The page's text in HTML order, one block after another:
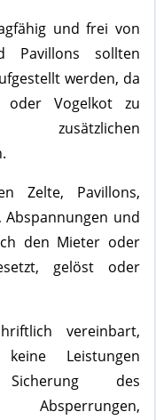
und frei von
Pavillons sollten
werden, da
oder Vogelkot zu
zusätzlichen
Zelte, Pavillons,
Abspannungen und
den Mieter oder
gelöst oder
vereinbart,
Leistungen
Sicherung des